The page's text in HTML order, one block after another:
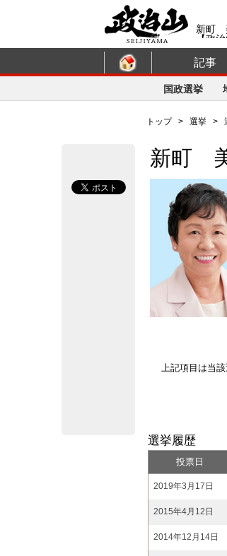
新町
【政治
記事
国政選挙
トップ> 選挙 >
新町
上記項目は当
選挙履歴
投票日
2019年3月17日
2015年4月12日
2014年12月14日